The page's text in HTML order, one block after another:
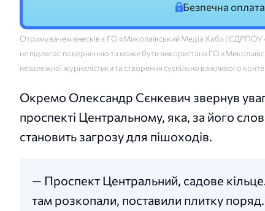
Безпечна оплата
Отримувачем внесків є ГО «Миколаївський Медіа Хаб» (ЄДРПОУ
не підлягає поверненню та може бути використана ГО
незалежної журналістики та створення суспільно важливого
Окремо Олександр Сєнкевич звернув
проспекті Центральному, яка, за його
становить загрозу для пішоходів.
— Проспект Центральний, садове
там розкопали, поставили плитку